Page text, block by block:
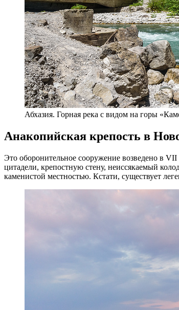
Абхазия. Горная река с видом на горы
Анакопийская крепость в
Это оборонительное сооружение возведено в
цитадели, крепостную стену, неиссякаемый
каменистой местностью. Кстати, существует